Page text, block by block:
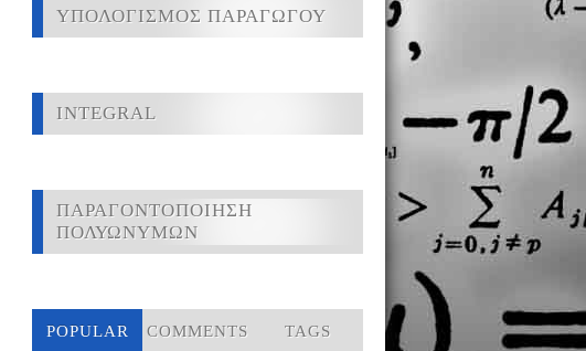
ΥΠΟΛΟΓΙΣΜΟΣ ΠΑΡΑΓΩΓΟΥ
INTEGRAL
ΠΑΡΑΓΟΝΤΟΠΟΙΗΣΗ
ΠΟΛΥΩΝΥΜΩΝ
POPULAR COMMENTS TAGS